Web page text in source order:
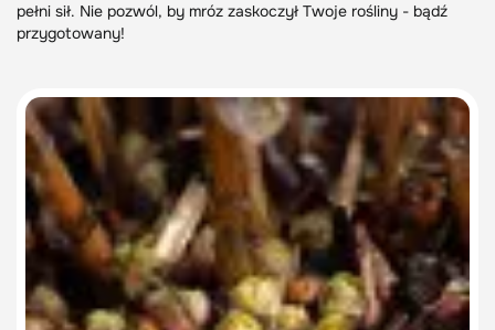
pełni sił. Nie pozwól, by mróz zaskoczył Twoje rośliny - bądź
przygotowany!